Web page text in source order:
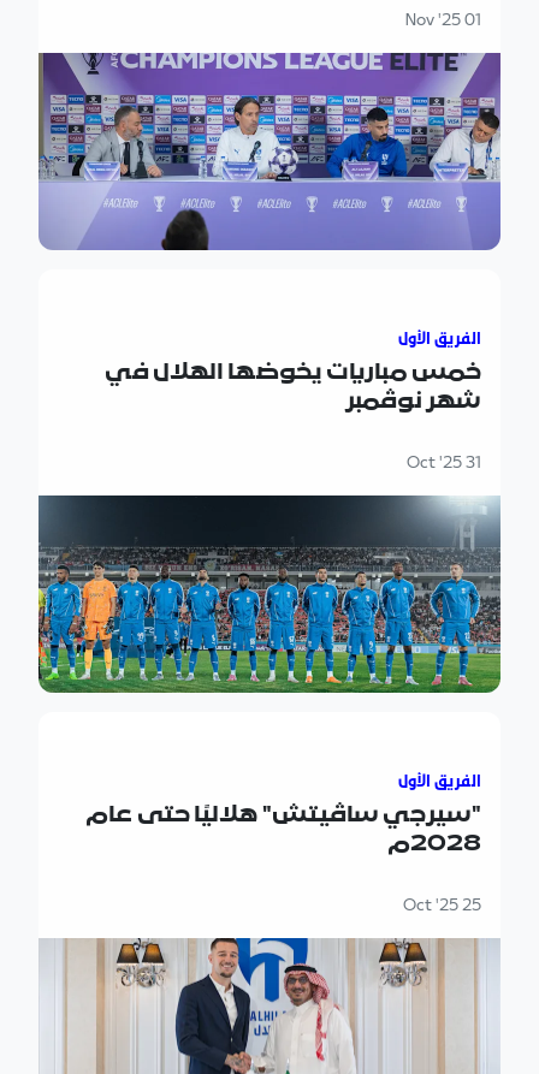
01 Nov '25
الفريق الأول
خمس مباريات يخوضها الهلال في
شهر نوڤمبر
31 Oct '25
الفريق الأول
"سيرجي ساڤيتش" هلاليًا حتى عام
2028م
25 Oct '25